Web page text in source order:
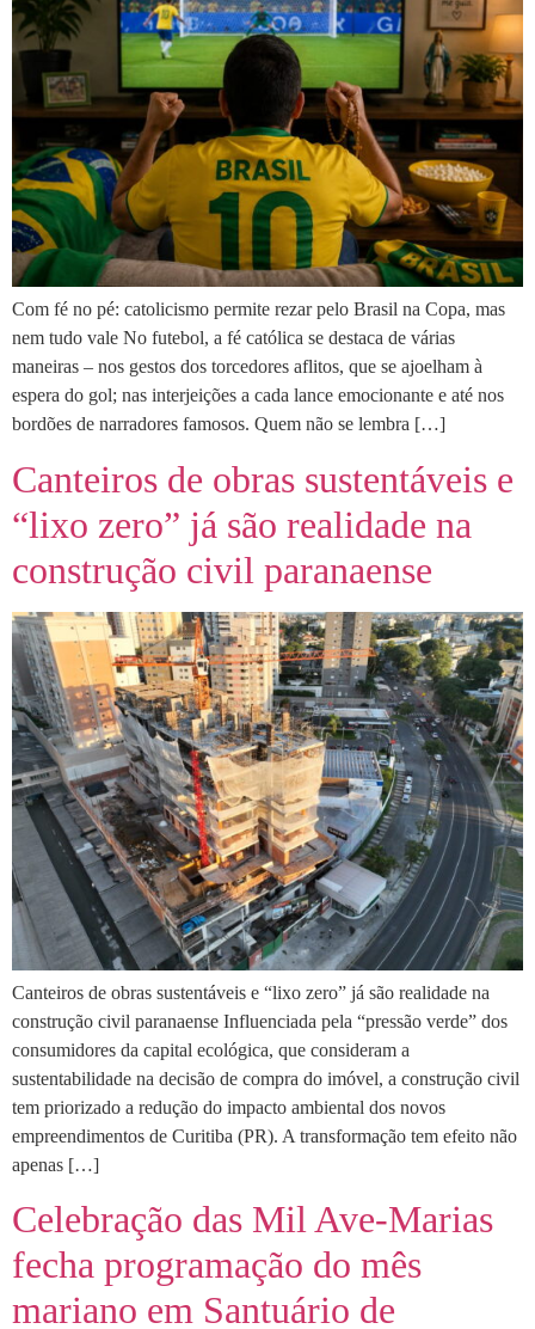
Com fé no pé: catolicismo permite rezar pelo Brasil na Copa, mas
nem tudo vale No futebol, a fé católica se destaca de várias
maneiras – nos gestos dos torcedores aflitos, que se ajoelham à
espera do gol; nas interjeições a cada lance emocionante e até nos
bordões de narradores famosos. Quem não se lembra […]
Canteiros de obras sustentáveis e
“lixo zero” já são realidade na
construção civil paranaense
Canteiros de obras sustentáveis e “lixo zero” já são realidade na
construção civil paranaense Influenciada pela “pressão verde” dos
consumidores da capital ecológica, que consideram a
sustentabilidade na decisão de compra do imóvel, a construção civil
tem priorizado a redução do impacto ambiental dos novos
empreendimentos de Curitiba (PR). A transformação tem efeito não
apenas […]
Celebração das Mil Ave-Marias
fecha programação do mês
mariano em Santuário de